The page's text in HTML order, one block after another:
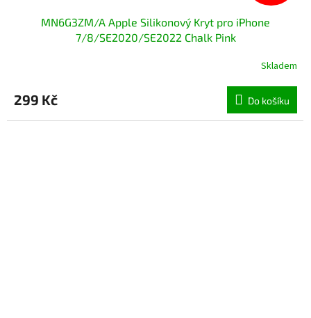
MN6G3ZM/A Apple Silikonový Kryt pro iPhone
7/8/SE2020/SE2022 Chalk Pink
Skladem
299 Kč Do košíku